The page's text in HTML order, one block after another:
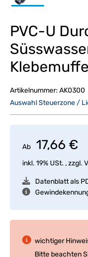
PVC-U
Klebemuffe
Artikelnummer: AK0300
Auswahl Steuerzone /
Ab 17,66 €
inkl. 19% USt. , zzgl.
Datenblatt als
wichtiger
Bitte beachten